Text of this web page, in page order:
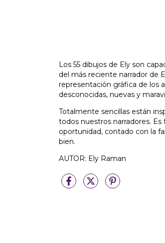
Los 55 dibujos de Ely son
del más reciente narrador de
representación gráfica de los
desconocidas, nuevas y
Totalmente sencillas están
todos nuestros narradores. Es
oportunidad, contado con la
bien.
AUTOR: Ely Raman